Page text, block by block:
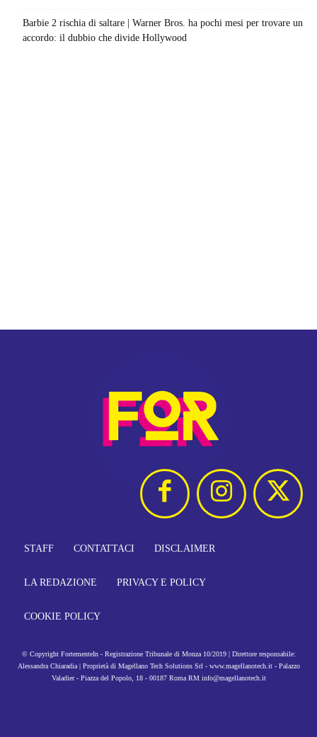
Barbie 2 rischia di saltare | Warner Bros. ha pochi mesi per trovare un
accordo: il dubbio che divide Hollywood
STAFF CONTATTACI DISCLAIMER
LA REDAZIONE PRIVACY E POLICY
COOKIE POLICY
© Copyright FortementeIn - Registrazione Tribunale di Monza 10/2019 | Direttore responsabile:
Alessandra Chiaradia | Proprietà di Magellano Tech Solutions Srl - www.magellanotech.it - Palazzo
Valadier - Piazza del Popolo, 18 - 00187 Roma RM info@magellanotech.it